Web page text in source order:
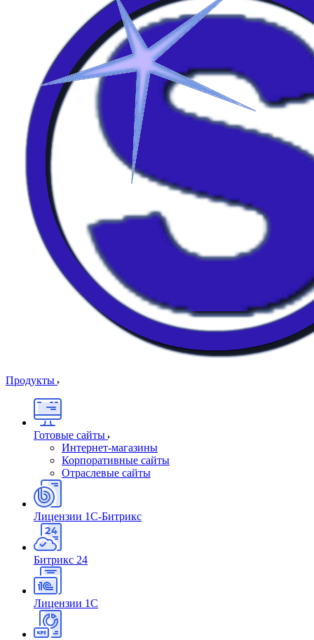
Продукты
Готовые сайты
Интернет-магазины
Корпоративные сайты
Отраслевые сайты
Лицензии 1С-Битрикс
Битрикс 24
Лицензии 1С